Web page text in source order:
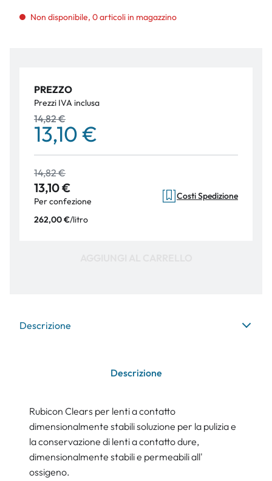
Non disponibile, 0 articoli in magazzino
PREZZO
Prezzi IVA inclusa
14,82 €
13,10 €
14,82 €
13,10 €
Per confezione
262,00 €/litro
Costi Spedizione
Descrizione
Descrizione
Rubicon Clears per lenti a contatto
dimensionalmente stabili soluzione per la pulizia e
la conservazione di lenti a contatto dure,
dimensionalmente stabili e permeabili all'
ossigeno.